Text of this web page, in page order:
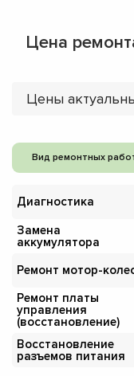
Цена
Цены
Вид ремонтных
Диагностика
Замена
аккумулятора
Ремонт мотор-
Ремонт платы
управления
(восстановление)
Восстановление
разъемов питания